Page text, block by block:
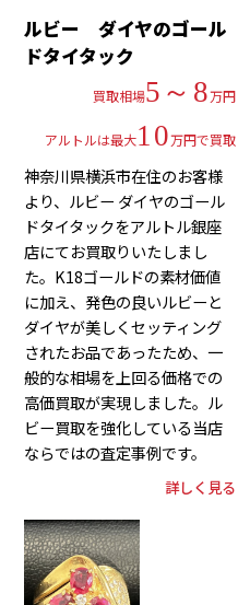
ルビー ダイヤのゴール
ドタイタック
買取相場5～8万円
アルトルは最大10万円で買取
神奈川県横浜市在住のお客様
より、ルビー ダイヤのゴール
ドタイタックをアルトル銀座
店にてお買取りいたしまし
た。K18ゴールドの素材価値
に加え、発色の良いルビーと
ダイヤが美しくセッティング
されたお品であったため、一
般的な相場を上回る価格での
高価買取が実現しました。ル
ビー買取を強化している当店
ならではの査定事例です。
詳しく見る